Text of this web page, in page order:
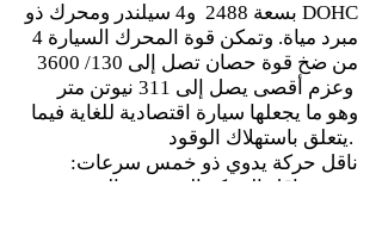
بسعة 2488 و4 سيلندر ومحرك ذو DOHC
4 مبرد مياة. وتمكن قوة المحرك السيارة
من ضخ قوة حصان تصل إلى 130/ 3600
وعزم أقصى يصل إلى 311 نيوتن متر
وهو ما يجعلها سيارة اقتصادية للغاية فيما
يتعلق باستهلاك الوقود.
ناقل حركة يدوي ذو خمس سرعات:
يسمح ناقل الحركة اليدوي ذو الخمس